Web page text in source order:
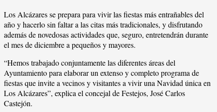
Los Alcázares se prepara para vivir las fiestas más entrañables del
año y hacerlo sin faltar a las citas más tradicionales, y disfrutando
además de novedosas actividades que, seguro, entretendrán durante
el mes de diciembre a pequeños y mayores.
“Hemos trabajado conjuntamente las diferentes áreas del
Ayuntamiento para elaborar un extenso y completo programa de
fiestas que invite a vecinos y visitantes a vivir una Navidad única en
Los Alcázares”, explica el concejal de Festejos, José Carlos
Castejón.